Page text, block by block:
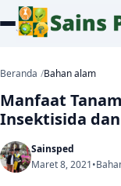
Beranda Bahan alam
Manfaat
Insektisida
Sainsped
Maret 8, 2021•